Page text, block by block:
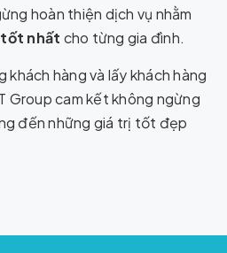
hoàn thiện dịch vụ nhằm
nhất cho từng gia đình.
hàng và lấy khách hàng
Group cam kết không ngừng
đến những giá trị tốt đẹp